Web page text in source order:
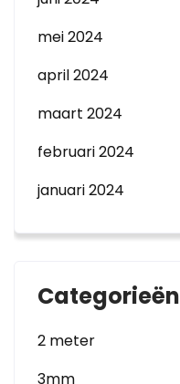
mei 2024
april 2024
maart 2024
februari 2024
januari 2024
Categorieën
2 meter
3mm